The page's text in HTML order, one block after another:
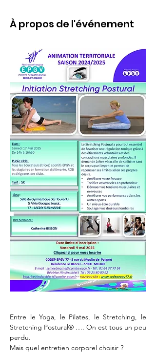
À propos de l'événement
Entre le Yoga, le Pilates, le Stretching, le
Stretching Postural® …. On est tous un peu
perdu.
Mais quel entretien corporel choisir ?